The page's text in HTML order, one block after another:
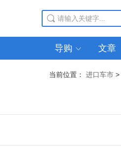
导购  文章
当前位置： 进口车市 >